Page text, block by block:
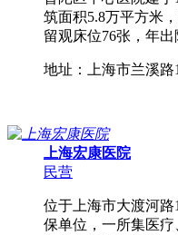
筑面积5.8万平方米
留观床位76张，年出
地址：上海市兰溪路
上海宏康医院
民营
位于上海市大渡河
保单位，一所集医